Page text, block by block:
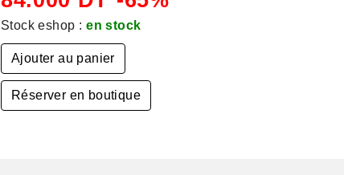
Stock eshop : en stock
Ajouter au panier
Réserver en boutique